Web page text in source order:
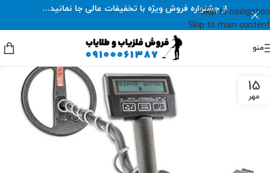
Skip to navigation
Skip to main content
از جشنواره فروش ویژه با تخفیفات عالی جا نمانید...
منو
15
مهر